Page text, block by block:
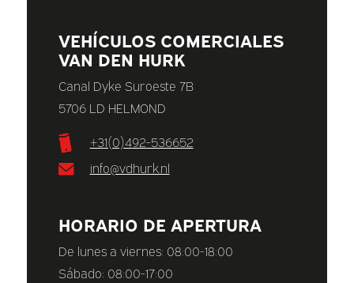
VEHÍCULOS COMERCIALES
VAN DEN HURK
Canal Dyke Suroeste 7B
5706 LD HELMOND
+31(0)492-536652
info@vdhurk.nl
HORARIO DE APERTURA
De lunes a viernes: 08:00-18:00
Sábado: 08:00-17:00